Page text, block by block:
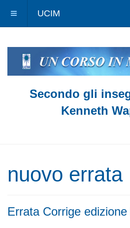
UCIM
Secondo gli
Kenneth
nuovo errata
Errata Corrige